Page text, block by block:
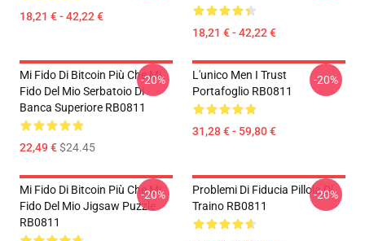
18,21 € - 42,22 €
18,21 € - 42,22 €
Mi Fido Di Bitcoin Più Che Mi
Fido Del Mio Serbatoio Di
Banca Superiore RB0811
22,49 €$24.45
-20%
L'unico Men I Trust
Portafoglio RB0811
31,28 € - 59,80 €
-20%
Mi Fido Di Bitcoin Più Che Mi
Fido Del Mio Jigsaw Puzzle
RB0811
-20%
Problemi Di Fiducia Pillola Di
Traino RB0811
-20%